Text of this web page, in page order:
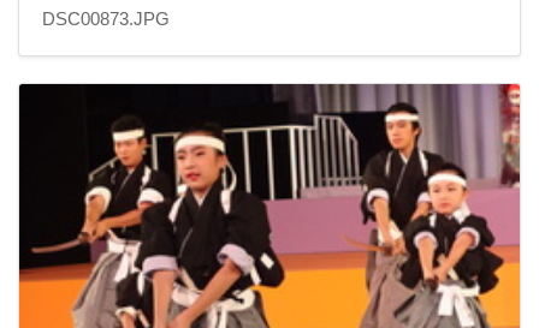
DSC00873.JPG